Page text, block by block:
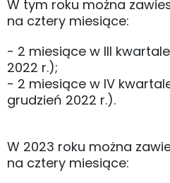
W tym roku można
na cztery miesiące:
- 2 miesiące w III
2022 r.);
- 2 miesiące w IV
grudzień 2022 r.).
W 2023 roku można
na cztery miesiące: